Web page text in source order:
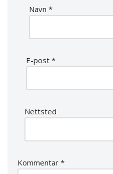
Navn *
E-post *
Nettsted
Kommentar *